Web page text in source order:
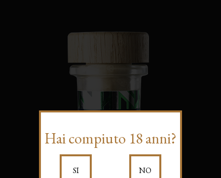
Hai compiuto 18 anni?
SI NO